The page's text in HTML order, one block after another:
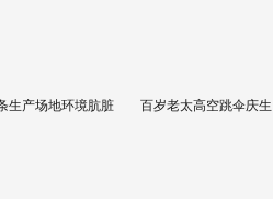
生产场地环境肮脏 百岁老太高空跳伞庆生